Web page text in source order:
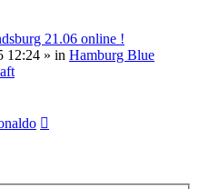
21.06 online !
12:24 » in Hamburg Blue